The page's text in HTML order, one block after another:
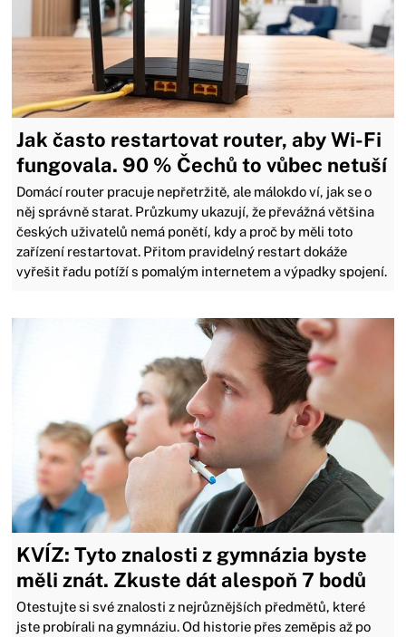
Jak často restartovat router, aby Wi-Fi
fungovala. 90 % Čechů to vůbec netuší
Domácí router pracuje nepřetržitě, ale málokdo ví, jak se o
něj správně starat. Průzkumy ukazují, že převážná většina
českých uživatelů nemá ponětí, kdy a proč by měli toto
zařízení restartovat. Přitom pravidelný restart dokáže
vyřešit řadu potíží s pomalým internetem a výpadky spojení.
KVÍZ: Tyto znalosti z gymnázia byste
měli znát. Zkuste dát alespoň 7 bodů
Otestujte si své znalosti z nejrůznějších předmětů, které
jste probírali na gymnáziu. Od historie přes zeměpis až po